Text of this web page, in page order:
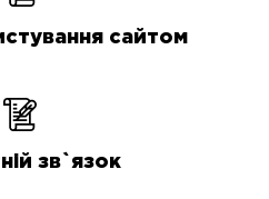
сайтом
зв`язок